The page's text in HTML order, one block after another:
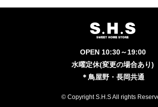
OPEN 10:30～19:00
水曜定休(変更の場合あり)
＊鳥屋野・長岡共通
© Copyright S.H.S All rights